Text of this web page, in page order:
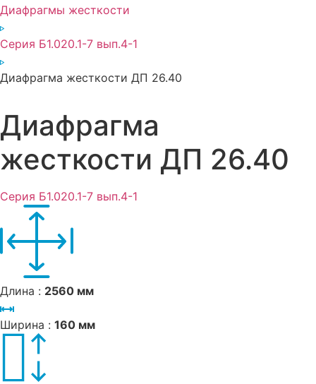
Диафрагмы жесткости
Серия Б1.020.1-7 вып.4-1
Диафрагма жесткости ДП 26.40
Диафрагма
жесткости ДП 26.40
Серия Б1.020.1-7 вып.4-1
Длина : 2560 мм
Ширина : 160 мм